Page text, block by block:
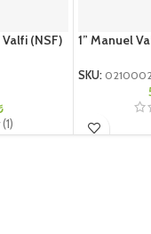
Valfi (NSF)
(1)
1” Manuel
SKU: